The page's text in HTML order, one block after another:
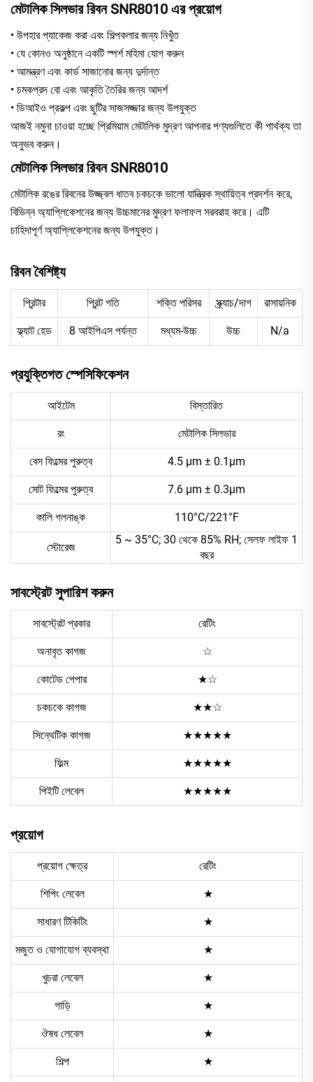
মেটালিক সিলভার রিবন SNR8010 এর প্রয়োগ
• উপহার প্যাকেজ করা এবং শিল্পকলার জন্য নিখুঁত
• যে কোনও অনুষ্ঠানে একটি স্পর্শ মহিমা যোগ করুন
• আমন্ত্রণ এবং কার্ড সাজানোর জন্য দুর্দান্ত
• চমকপ্রদ বো এবং আকৃতি তৈরির জন্য আদর্শ
• ডিআইও প্রকল্প এবং ছুটির সাজসজ্জার জন্য উপযুক্ত
আজই নমুনা চাওয়া হচ্ছে প্রিমিয়াম মেটালিক মুদ্রণ আপনার পণ্যগুলিতে কী পার্থক্য তা
অনুভব করুন।
মেটালিক সিলভার রিবন SNR8010
মেটালিক রঙের রিবনের উজ্জ্বল ধাতব চকচকে ভালো যান্ত্রিক স্থায়িত্ব প্রদর্শন করে,
বিভিন্ন অ্যাপ্লিকেশনের জন্য উচ্চমানের মুদ্রণ ফলাফল সরবরাহ করে। এটি
চাহিদাপূর্ণ অ্যাপ্লিকেশনের জন্য উপযুক্ত।
রিবন বৈশিষ্ট্য
প্রিন্টার প্রিন্ট গতি শক্তি পরিসর স্ক্র্যাচ/দাগ রাসায়নিক
ফ্ল্যাট হেড 8 আইপিএস পর্যন্ত মধ্যম-উচ্চ উচ্চ N/a
প্রযুক্তিগত স্পেসিফিকেশন
আইটেম বিস্তারিত
রং মেটালিক সিলভার
বেস ফিল্মের পুরুত্ব 4.5 μm ± 0.1μm
মোট ফিল্মের পুরুত্ব 7.6 μm ± 0.3μm
কালি গলনাঙ্ক 110°C/221°F
স্টোরেজ
5 ~ 35°C; 30 থেকে 85% RH; সেলফ লাইফ 1
বছর
সাবস্ট্রেট সুপারিশ করুন
সাবস্ট্রেট প্রকার রেটিং
অনাবৃত কাগজ ☆
কোটেড পেপার ★☆
চকচকে কাগজ ★★☆
সিন্থেটিক কাগজ ★★★★★
ফিল্ম ★★★★★
পিইটি লেবেল ★★★★★
প্রয়োগ
প্রয়োগ ক্ষেত্র রেটিং
শিপিং লেবেল ★
সাধারণ টিকিটিং ★
মজুত ও যোগাযোগ ব্যবস্থা ★
খুচরা লেবেল ★
গাড়ি ★
ঔষধ লেবেল ★
শিল্প ★